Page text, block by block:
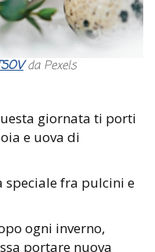
da Pexels
giornata ti porti
e uova di
speciale fra pulcini e
ogni inverno,
portare nuova